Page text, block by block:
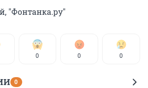
"Фонтанка.ру"
0 0 0
0